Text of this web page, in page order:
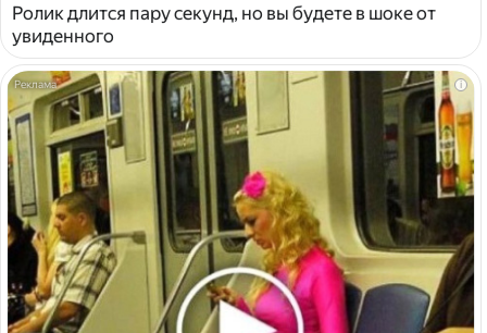
Ролик длится пару секунд, но вы будете в шоке от
увиденного
i